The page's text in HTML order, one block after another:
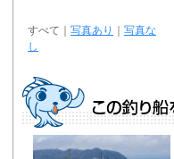
すべて 写真あり
写真な
し